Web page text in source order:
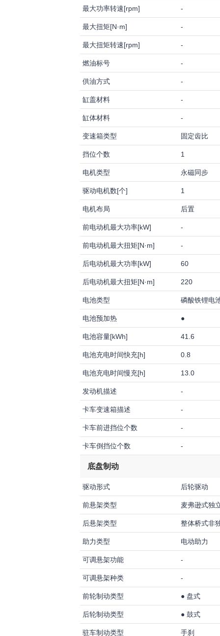
最大功率转速[rpm] -
最大扭矩[N·m] -
最大扭矩转速[rpm] -
燃油标号 -
供油方式 -
缸盖材料 -
缸体材料 -
变速箱类型 固定齿比
挡位个数 1
电机类型 永磁同步
驱动电机数[个] 1
电机布局 后置
前电动机最大功率[kW] -
前电动机最大扭矩[N·m] -
后电动机最大功率[kW] 60
后电动机最大扭矩[N·m] 220
电池类型 磷酸铁锂电
电池预加热 ●
电池容量[kWh] 41.6
电池充电时间快充[h] 0.8
电池充电时间慢充[h] 13.0
发动机描述 -
卡车变速箱描述 -
卡车前进挡位个数 -
卡车倒挡位个数 -
底盘制动
驱动形式 后轮驱动
前悬架类型 麦弗逊式独
后悬架类型 整体桥式非
助力类型 电动助力
可调悬架功能 -
可调悬架种类 -
前轮制动类型 ● 盘式
后轮制动类型 ● 鼓式
驻车制动类型 手刹